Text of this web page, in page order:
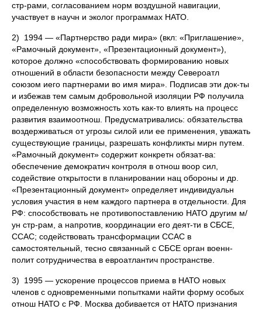
стр-рами, согласованием норм воздушной навигации,
участвует в научн и эколог программах НАТО.
2) 1994 — «Партнерство ради мира» (вкл: «Приглашение»,
«Рамочный документ», «Презентационный документ»),
которое должно «способствовать формированию новых
отношений в области безопасности между Североатл
союзом иего партнерами во имя мира». Подписав эти док-ты
и избежав тем самым добровольной изоляции РФ получила
определенную возможность хоть как-то влиять на процесс
развития взаимоотнош. Предусматривались: обязательства
воздерживаться от угрозы силой или ее применения, уважать
существующие границы, разрешать конфликты мирн путем.
«Рамочный документ» содержит конкретн обязат-ва:
обеспечение демократич контроля в отнош воор сил,
содействие открытости в планировании нац обороны и др.
«Презентационный документ» определяет индивидуальн
условия участия в нем каждого партнера в отдельности. Для
РФ: способствовать не противопоставлению НАТО другим м/
ун стр-рам, а напротив, координации его деят-ти в СБСЕ,
ССАС; содействовать трансформации ССАС в
самостоятельный, тесно связанный с СБСЕ орган военн-
полит сотрудничества в евроатлантич пространстве.
3) 1995 — ускорение процессов приема в НАТО новых
членов с одновременными попытками найти форму особых
отнош НАТО с РФ. Москва добивается от НАТО признания